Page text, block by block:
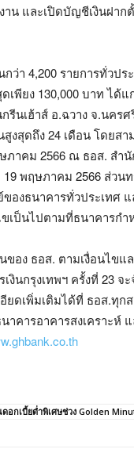
น และเปิดบัญชีเงินฝาก
ว่า 4,200 รายการทั่วป
เพียง 130,000 บาท ไ
รีนเฮ้าส์ อ.ฉวาง จ.นค
งสุดถึง 24 เดือน โดยส
ภาคม 2566 ณ ธอส. สำ
พฤษภาคม 2566 ส่วน
องธนาคารทั่วประเทศ
ขเป็นไปตามที่ธนาคารกำ
อง ธอส. ตามเงื่อนไขแ
งินกรุงเทพฯ ครั้งที่ 23
ดเพิ่มเติมได้ที่ ธอส.ทุก
นาคารอาคารสงเคราะ
กเบี้ยต่ำพิเศษช่วง Golden